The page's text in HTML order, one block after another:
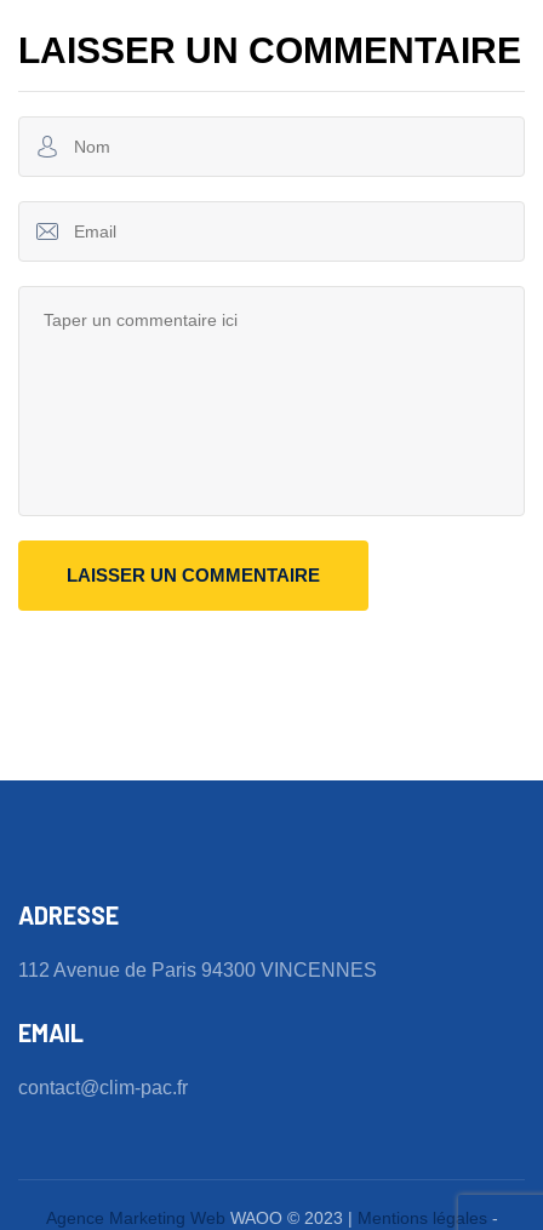
LAISSER UN COMMENTAIRE
LAISSER UN COMMENTAIRE
ADRESSE
112 Avenue de Paris 94300 VINCENNES
EMAIL
contact@clim-pac.fr
Agence Marketing Web WAOO © 2023 | Mentions légales -